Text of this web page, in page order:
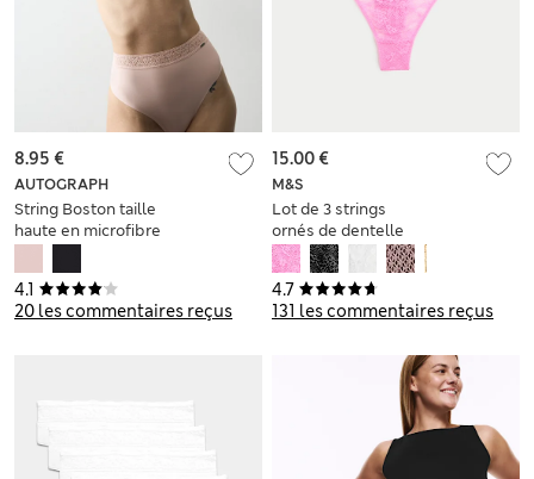
4.1
20 les commentaires reçus
AUTOGRAPH
String Boston taille
haute en microfibre
apparentes
8.95 €
4.7
131 les commentaires reçus
M&S
Lot de 3 strings
ornés de dentelle
jasmin
15.00 €